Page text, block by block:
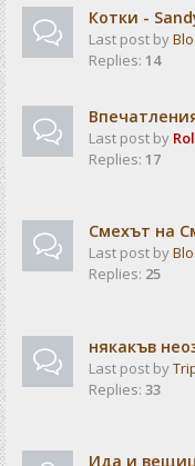
Котки -
Last post by
Replies: 14
Last post by
Replies: 17
Смехът на
Last post by
Replies: 25
някакъв
Last post by
Replies: 33
Ида и